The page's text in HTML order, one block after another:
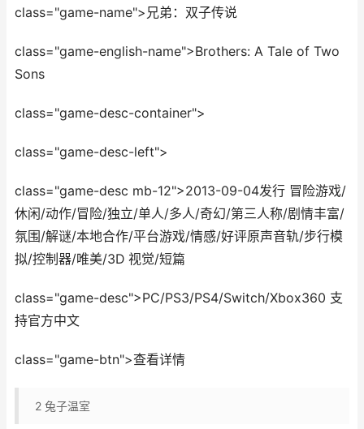
class="game-name">兄弟：双子传说
class="game-english-name">Brothers: A Tale of Two
Sons
class="game-desc-container">
class="game-desc-left">
class="game-desc mb-12">2013-09-04发行 冒险游戏/
休闲/动作/冒险/独立/单人/多人/奇幻/第三人称/剧情丰富/
氛围/解谜/本地合作/平台游戏/情感/好评原声音轨/步行模
拟/控制器/唯美/3D 视觉/短篇
class="game-desc">PC/PS3/PS4/Switch/Xbox360 支
持官方中文
class="game-btn">查看详情
2 兔子温室